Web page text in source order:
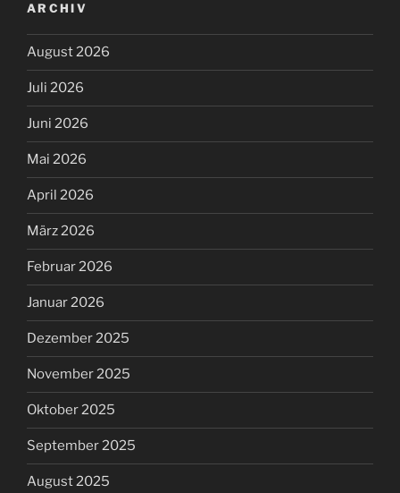
ARCHIV
August 2026
Juli 2026
Juni 2026
Mai 2026
April 2026
März 2026
Februar 2026
Januar 2026
Dezember 2025
November 2025
Oktober 2025
September 2025
August 2025